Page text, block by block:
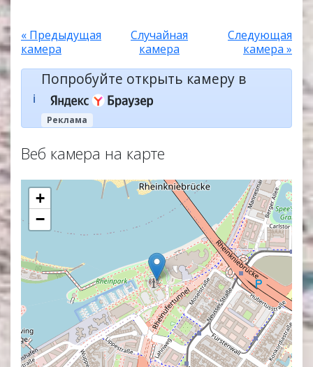
« Предыдущая
камера
Случайная
камера
Следующая
камера »
ℹ️
Попробуйте открыть камеру в
Реклама
Веб камера на карте
+
−